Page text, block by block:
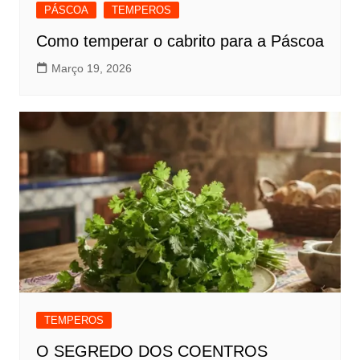
PÁSCOA TEMPEROS
Como temperar o cabrito para a Páscoa
Março 19, 2026
TEMPEROS
O SEGREDO DOS COENTROS